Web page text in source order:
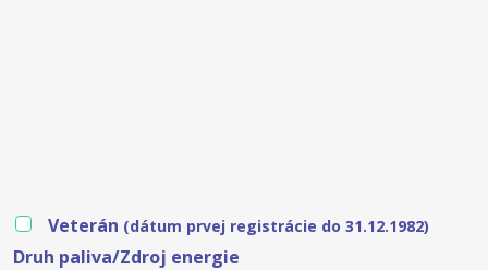
Veterán (dátum prvej registrácie do 31.12.1982)
Druh paliva/Zdroj energie